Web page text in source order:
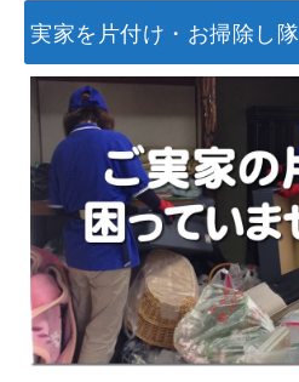
実家を片付け・お掃除し隊